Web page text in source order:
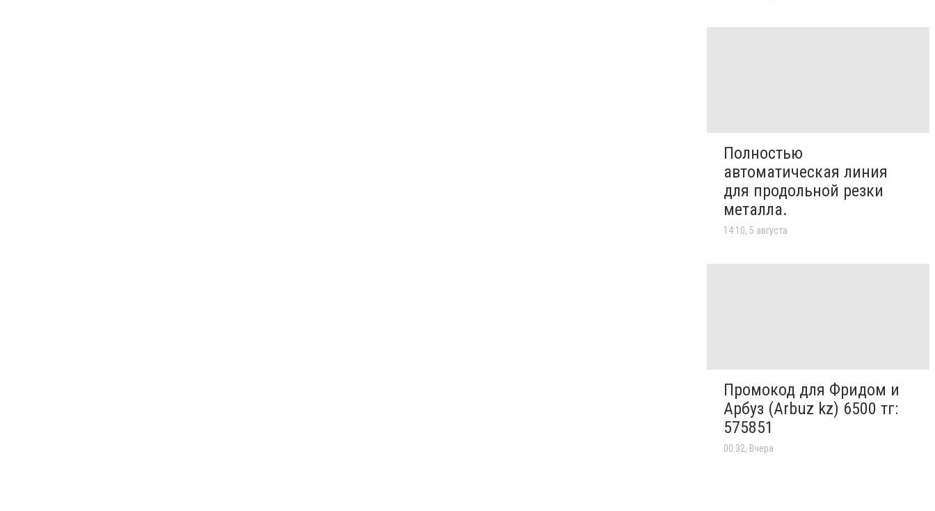
Полностью
автоматическая линия
для продольной резки
металла.
14:10, 5 августа
Промокод для Фридом и
Арбуз (Arbuz kz) 6500 тг:
575851
00:32, Вчера